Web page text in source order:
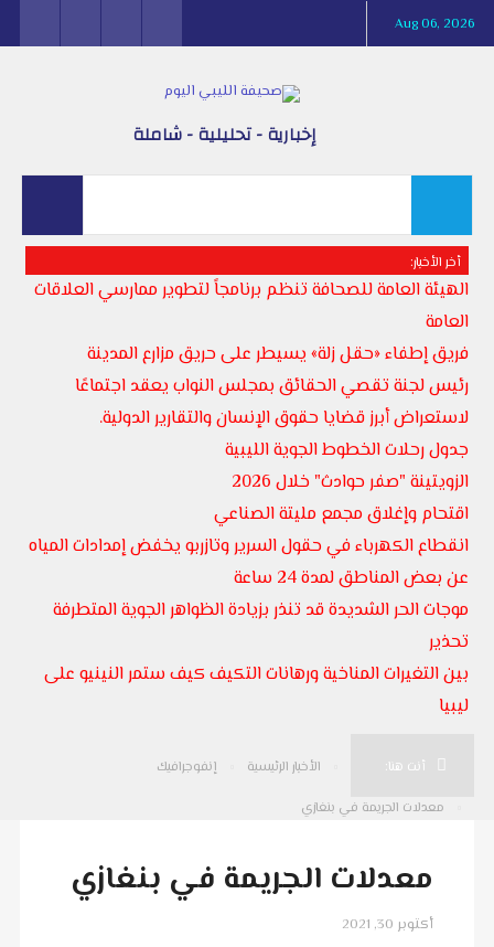
Aug 06, 2026
إخبارية - تحليلية - شاملة
أخر الأخبار:
الهيئة العامة للصحافة تنظم برنامجاً لتطوير ممارسي العلاقات
العامة
فريق إطفاء «حقل زلة» يسيطر على حريق مزارع المدينة
رئيس لجنة تقصي الحقائق بمجلس النواب يعقد اجتماعًا
لاستعراض أبرز قضايا حقوق الإنسان والتقارير الدولية.
جدول رحلات الخطوط الجوية الليبية
الزويتينة "صفر حوادث" خلال 2026
اقتحام وإغلاق مجمع مليتة الصناعي
انقطاع الكهرباء في حقول السرير وتازربو يخفض إمدادات المياه
عن بعض المناطق لمدة 24 ساعة
موجات الحر الشديدة قد تنذر بزيادة الظواهر الجوية المتطرفة
تحذير
بين التغيرات المناخية ورهانات التكيف كيف ستمر النينيو على
ليبيا
أنت هنا: الأخبار الرئيسية
إنفوجرافيك
معدلات الجريمة في بنغازي
معدلات الجريمة في بنغازي
أكتوبر 30, 2021